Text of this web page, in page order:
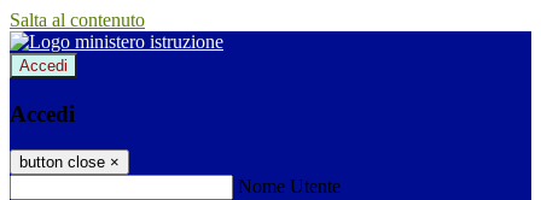
Salta al contenuto
Accedi
Accedi
button close ×
Nome Utente